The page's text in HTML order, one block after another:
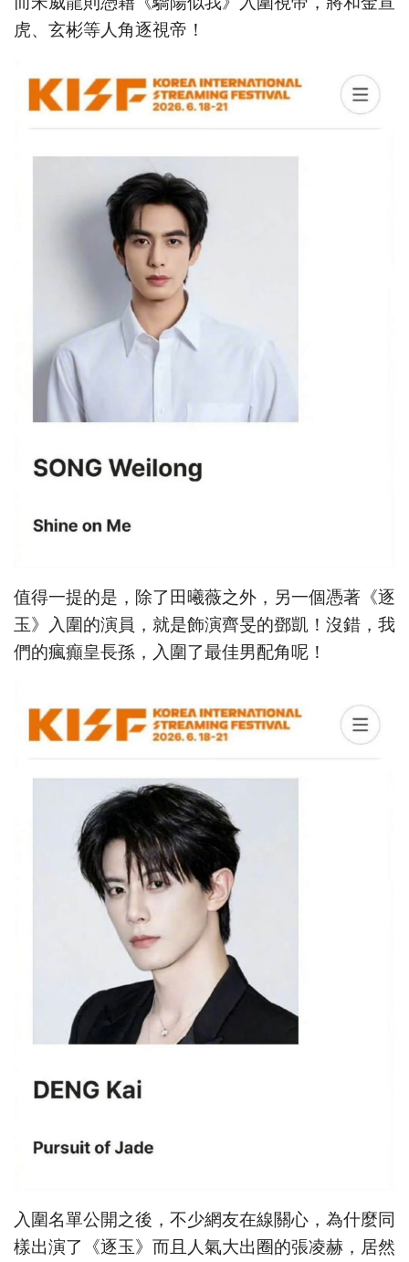
虎、玄彬等人角逐視帝！
值得一提的是，除了田曦薇之外，另一個憑著《逐
玉》入圍的演員，就是飾演齊旻的鄧凱！沒錯，我
們的瘋癲皇長孫，入圍了最佳男配角呢！
入圍名單公開之後，不少網友在線關心，為什麼同
樣出演了《逐玉》而且人氣大出圈的張凌赫，居然